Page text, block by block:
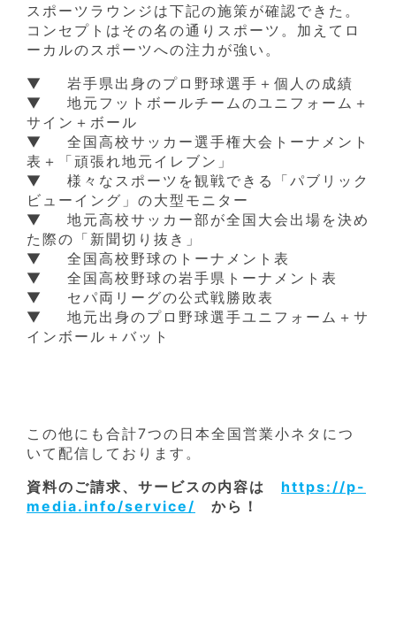
スポーツラウンジは下記の施策が確認できた。
コンセプトはその名の通りスポーツ。加えてロ
ーカルのスポーツへの注力が強い。
▼ 岩手県出身のプロ野球選手＋個人の成績
▼ 地元フットボールチームのユニフォーム＋
サイン＋ボール
▼ 全国高校サッカー選手権大会トーナメント
表＋「頑張れ地元イレブン」
▼ 様々なスポーツを観戦できる「パブリック
ビューイング」の大型モニター
▼ 地元高校サッカー部が全国大会出場を決め
た際の「新聞切り抜き」
▼ 全国高校野球のトーナメント表
▼ 全国高校野球の岩手県トーナメント表
▼ セパ両リーグの公式戦勝敗表
▼ 地元出身のプロ野球選手ユニフォーム＋サ
インボール＋バット
この他にも合計7つの日本全国営業小ネタにつ
いて配信しております。
資料のご請求、サービスの内容は https://p-
media.info/service/ から！